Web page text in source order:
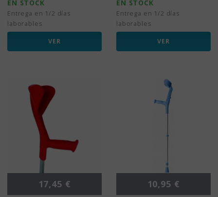
EN STOCK
Entrega en 1/2 días
laborables
VER
EN STOCK
Entrega en 1/2 días
laborables
VER
Precio
17,45 € Precio
10,95 €